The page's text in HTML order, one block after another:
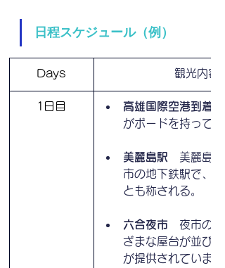
日程スケジュール（例）
Days 観光内容
1日目 高雄国際空港到着
がボードを持って出
美麗島駅 美麗島駅
市の地下鉄駅で、世
とも称される。
六合夜市 夜市の通
ざまな屋台が並び、
が提供されています